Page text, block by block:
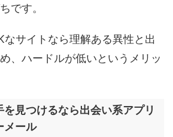
です。
なサイトなら理解ある異性と出
、ハードルが低いというメリッ
見つけるなら出会い系アプリ
メール